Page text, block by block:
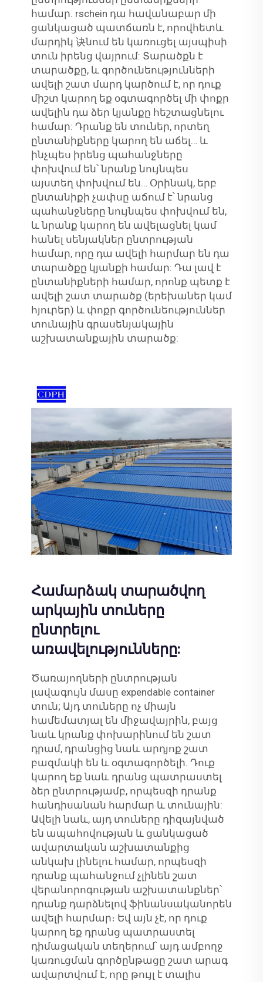
համար. rschein դա հավանաբար մի
ցանկացած պատճառն է, որովհետև
մարդիկ 诀նում են կառուցել այսպիսի
տուն իրենց վայրում: Տարածքն է
տարածքը, և գործունեությունների
ավելի շատ մարդ կարծում է, որ դուք
միշտ կարող եք օգտագործել մի փոքր
ավելին դա ձեր կյանքը հեշտացնելու
համար: Դրանք են տուներ, որտեղ
ընտանիքները կարող են աճել… և
ինչպես իրենց պահանջները
փոխվում են՝ նրանք նույնպես
այստեղ փոխվում են… Օրինակ, երբ
ընտանիքի չափսը աճում է՝ նրանց
պահանջները նույնպես փոխվում են,
և նրանք կարող են ավելացնել կամ
հանել սենյակներ ընտրության
համար, որը դա ավելի հարմար են դա
տարածքը կյանքի համար: Դա լավ է
ընտանիքների համար, որոնք պետք է
ավելի շատ տարածք (երեխաներ կամ
հյուրեր) և փոքր գործունեություններ
տունային գրասենյակային
աշխատանքային տարածք:
Համարձակ տարածվող
արկային տուները
ընտրելու
առավելությունները:
Ծառայողների ընտրության
լավագույն մասը expendable container
տուն; Այդ տուները ոչ միայն
համեմատյալ են միջավայրին, բայց
նաև կրանք փոխարինում են շատ
դրամ, դրանցից նաև արդյոք շատ
բազմակի են և օգտագործելի. Դուք
կարող եք նաև դրանց պատրաստել
ձեր ընտրությամբ, որպեսզի դրանք
հանդիսանան հարմար և տունային:
Ավելի նաև, այդ տուները դիզայնված
են ապահովության և ցանկացած
ավարտական աշխատանքից
անկախ լինելու համար, որպեսզի
դրանք պահանջում չլինեն շատ
վերանորոգության աշխատանքներ՝
դրանք դարձնելով ֆինանսականորեն
ավելի հարմար։ Եվ այն չէ, որ դուք
կարող եք դրանց պատրաստել
դիմացական տեղերում՝ այդ ամբողջ
կառուցման գործընթացը շատ արագ
ավարտվում է, որը թույլ է տալիս